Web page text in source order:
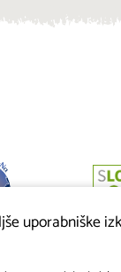
uporabniške